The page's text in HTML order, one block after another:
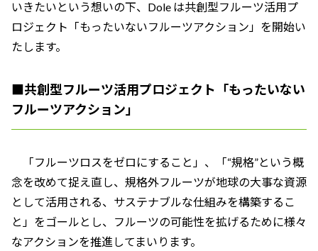
いきたいという想いの下、Dole は共創型フルーツ活用プ
ロジェクト「もったいないフルーツアクション」を開始い
たします。
■共創型フルーツ活用プロジェクト「もったいない
フルーツアクション」
「フルーツロスをゼロにすること」、「“規格”という概
念を改めて捉え直し、規格外フルーツが地球の大事な資源
として活用される、サステナブルな仕組みを構築するこ
と」をゴールとし、フルーツの可能性を拡げるために様々
なアクションを推進してまいります。